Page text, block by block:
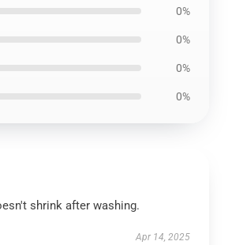
0%
0%
0%
0%
shrink after washing.
Apr 14, 2025